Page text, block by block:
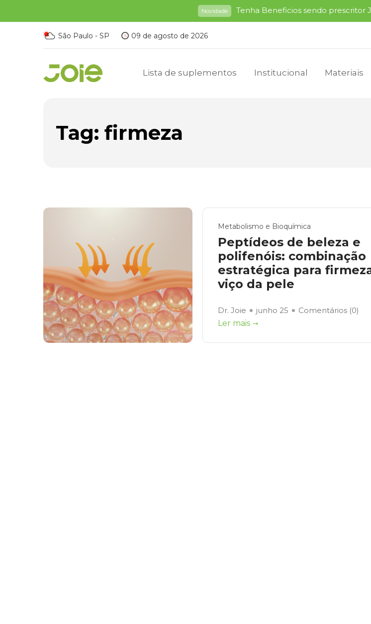
Novidade Tenha Beneficios sendo prescritor
São Paulo - SP 09 de agosto de 2026
Lista de suplementos Institucional Materiais
Tag: firmeza
Metabolismo e Bioquímica
Peptídeos de beleza e
polifenóis: combinação
estratégica para
viço da pele
Dr. Joie junho 25 Comentários (0)
Ler mais